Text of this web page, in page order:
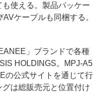
使える。製品パッケー
ケーブルも同梱する。
」ブランドで各種
HOLDINGS。MPJ-A5
の公式サイトを通じて行
は総販売元と位置付け